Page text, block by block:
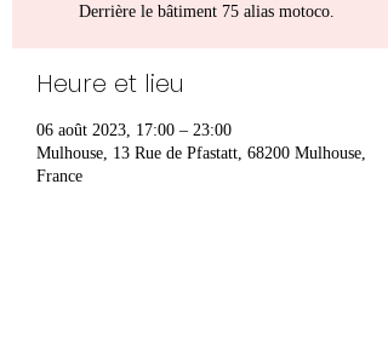
Derrière le bâtiment 75 alias motoco.
Heure et lieu
06 août 2023, 17:00 – 23:00
Mulhouse, 13 Rue de Pfastatt, 68200 Mulhouse,
France